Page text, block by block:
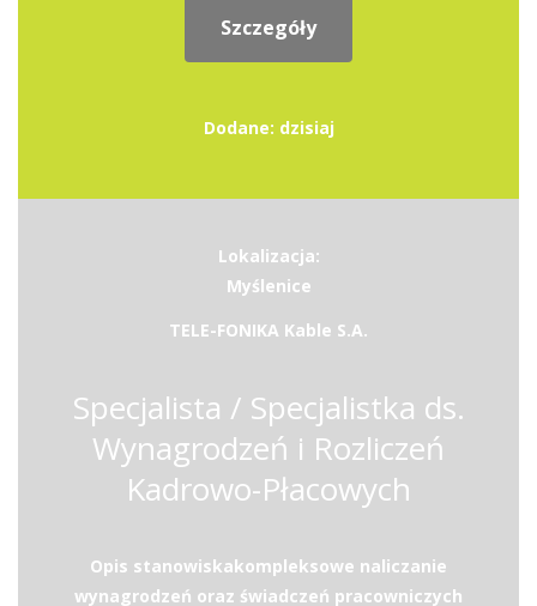
Szczegóły
Dodane: dzisiaj
Lokalizacja:
Myślenice
TELE-FONIKA Kable S.A.
Specjalista / Specjalistka ds.
Wynagrodzeń i Rozliczeń
Kadrowo-Płacowych
Opis stanowiskakompleksowe naliczanie
wynagrodzeń oraz świadczeń pracowniczych